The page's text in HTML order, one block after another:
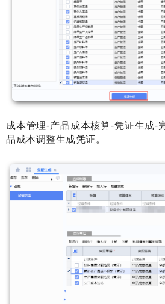
成本管理-产品成本核算-凭证生成-
品成本调整生成凭证。